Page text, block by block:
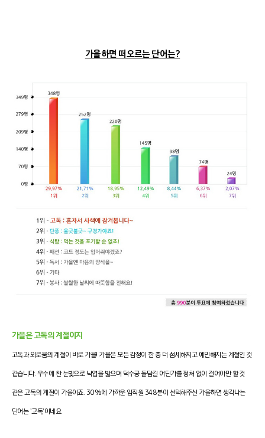
가을하면 떠오르는 단어는?
가을은 고독의 계절이지
고독과 외로움의 계절이 바로 가을! 가을은 모든 감정이 한 층 더섬세해지고 예민해지는 계절인 것
같습니다. 우수에 찬 눈빛으로 낙엽을 밟으며 덕수궁 돌담길 어딘가를 정처 없이 걸어야만 할 것
같은 고독의 계절이 가을이죠. 30%에 가까운 임직원 348분이 선택해주신 가을하면 생각나는
단어는 '고독'이네요